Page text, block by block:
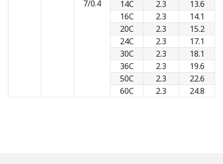
7/0.4
14C
2.3
13.6
16C
2.3
14.1
20C
2.3
15.2
24C
2.3
17.1
30C
2.3
18.1
36C
2.3
19.6
50C
2.3
22.6
60C
2.3 24.8